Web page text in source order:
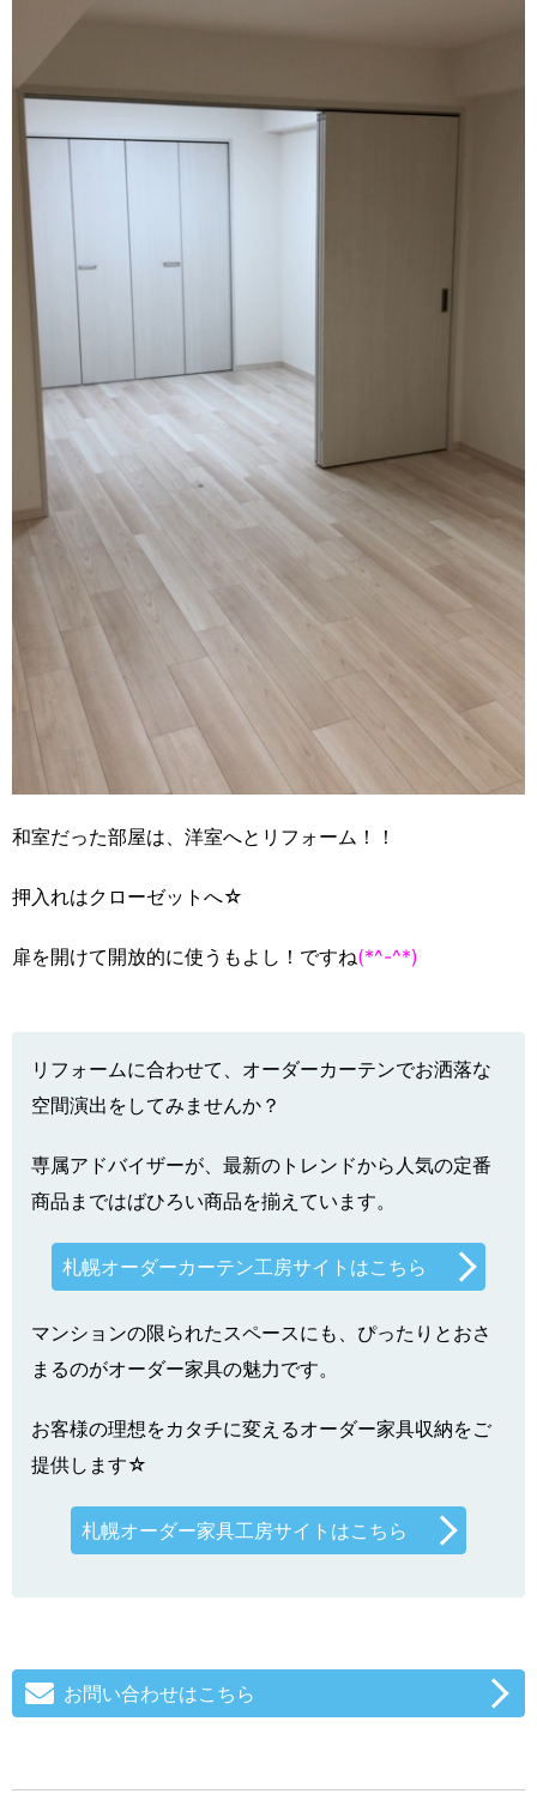
和室だった部屋は、洋室へとリフォーム！！
押入れはクローゼットへ☆
扉を開けて開放的に使うもよし！ですね(*^-^*)
リフォームに合わせて、オーダーカーテンでお洒落な
空間演出をしてみませんか？
専属アドバイザーが、最新のトレンドから人気の定番
商品まではばひろい商品を揃えています。
札幌オーダーカーテン工房サイトはこちら
マンションの限られたスペースにも、ぴったりとおさ
まるのがオーダー家具の魅力です。
お客様の理想をカタチに変えるオーダー家具収納をご
提供します☆
札幌オーダー家具工房サイトはこちら
お問い合わせはこちら